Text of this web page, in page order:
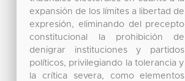
expansión de los límites a libertad de
expresión, eliminando del precepto
constitucional la prohibición de
denigrar instituciones y partidos
políticos, privilegiando la tolerancia y
la crítica severa, como elementos